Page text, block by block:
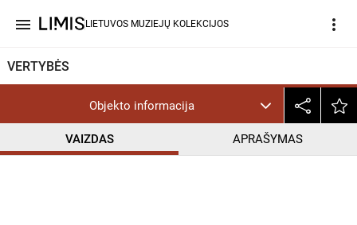
menu LIETUVOS MUZIEJŲ KOLEKCIJOS more_vert
VERTYBĖS
Objekto informacija
VAIZDAS APRAŠYMAS